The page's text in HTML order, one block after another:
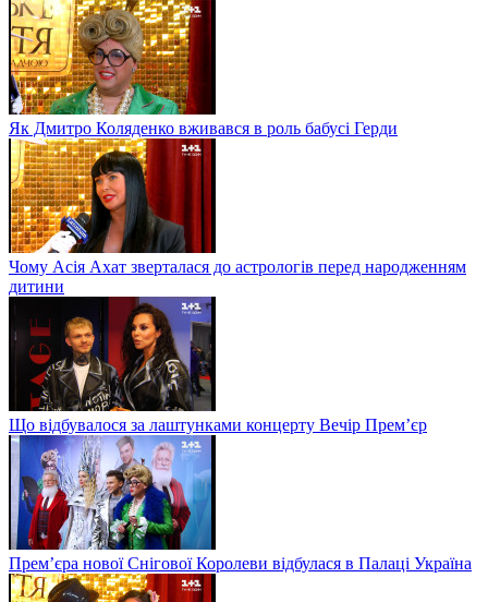
Як Дмитро Коляденко вживався в роль бабусі Герди
Чому Асія Ахат зверталася до астрологів перед народженням
дитини
Що відбувалося за лаштунками концерту Вечір Прем’єр
Прем’єра нової Снігової Королеви відбулася в Палаці Україна